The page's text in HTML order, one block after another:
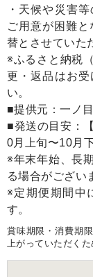
・天候や災害
ご用意が困難
替とさせていた
※ふるさと納税
更・返品はお
い。
■提供元：一ノ
■発送の目安：
0月上旬〜10月
※年末年始、長
る場合がござい
※定期便期間中
す。
賞味期限・消費期
上がっていただく